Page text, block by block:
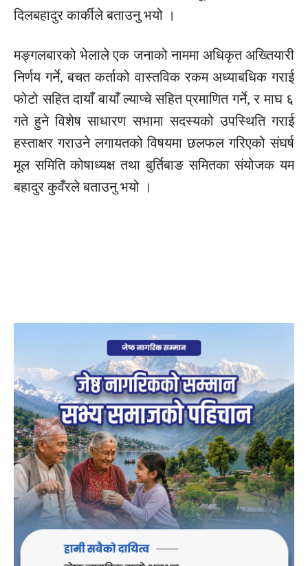
दिलबहादुर कार्कीले बताउनु भयो ।
मङ्गलबारको भेलाले एक जनाको नाममा अधिकृत अख्तियारी
निर्णय गर्ने, बचत कर्ताको वास्तविक रकम अध्याबधिक गराई
फोटो सहित दायाँ बायाँ ल्याप्चे सहित प्रमाणित गर्ने, र माघ ६
गते हुने विशेष साधारण सभामा सदस्यको उपस्थिति गराई
हस्ताक्षर गराउने लगायतको विषयमा छलफल गरिएको संघर्ष
मूल समिति कोषाध्यक्ष तथा बुर्तिबाङ समितका संयोजक यम
बहादुर कुवँरले बताउनु भयो ।